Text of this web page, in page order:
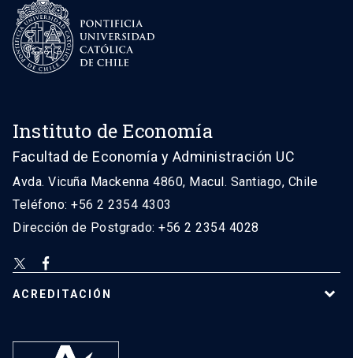
Instituto de Economía
Facultad de Economía y Administración UC
Avda. Vicuña Mackenna 4860, Macul. Santiago, Chile
Teléfono: +56 2 2354 4303
Dirección de Postgrado: +56 2 2354 4028
ACREDITACIÓN